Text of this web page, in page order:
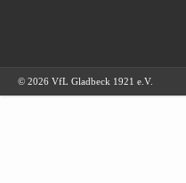
© 2026 VfL Gladbeck 1921 e.V.